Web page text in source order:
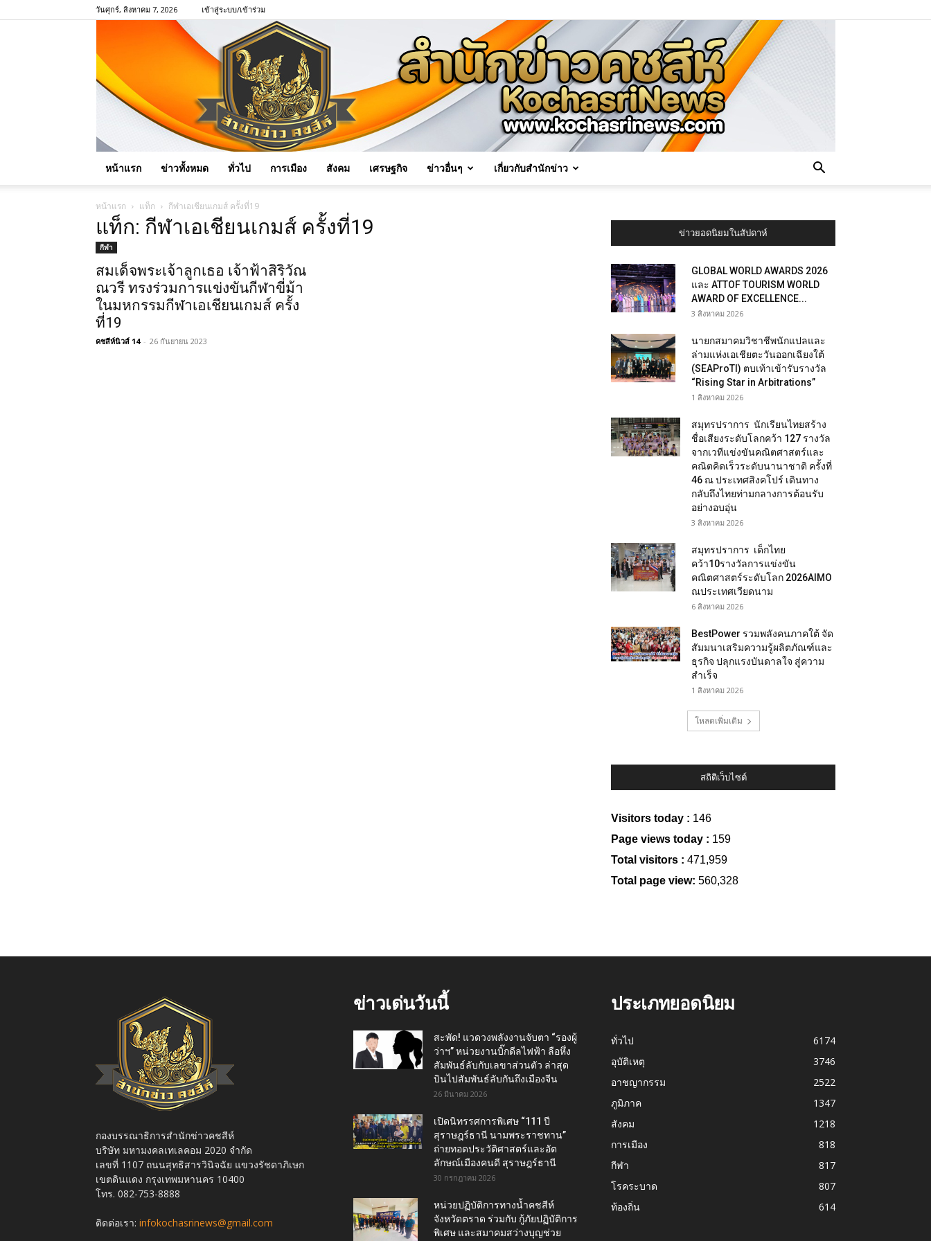
วันศุกร์, สิงหาคม 7, 2026 เข้าสู่ระบบ/เข้าร่วม
หน้าแรก ข่าวทั้งหมด ทั่วไป การเมือง สังคม เศรษฐกิจ ข่าวอื่นๆ เกี่ยวกับสำนักข่าว
หน้าแรก แท็ก กีฬาเอเชียนเกมส์ ครั้งที่19
แท็ก: กีฬาเอเชียนเกมส์ ครั้งที่19
กีฬา
สมเด็จพระเจ้าลูกเธอ เจ้าฟ้าสิริวัณ
ณวรี ทรงร่วมการแข่งขันกีฬาขี่ม้า
ในมหกรรมกีฬาเอเชียนเกมส์ ครั้ง
ที่19
คชสีห์นิวส์ 14 - 26 กันยายน 2023
ข่าวยอดนิยมในสัปดาห์
GLOBAL WORLD AWARDS 2026
และ ATTOF TOURISM WORLD
AWARD OF EXCELLENCE...
3 สิงหาคม 2026
นายกสมาคมวิชาชีพนักแปลและ
ล่ามแห่งเอเชียตะวันออกเฉียงใต้
(SEAProTI) ตบเท้าเข้ารับรางวัล
“Rising Star in Arbitrations”
1 สิงหาคม 2026
สมุทรปราการ นักเรียนไทยสร้าง
ชื่อเสียงระดับโลกคว้า 127 รางวัล
จากเวทีแข่งขันคณิตศาสตร์และ
คณิตคิดเร็วระดับนานาชาติ ครั้งที่
46 ณ ประเทศสิงคโปร์ เดินทาง
กลับถึงไทยท่ามกลางการต้อนรับ
อย่างอบอุ่น
3 สิงหาคม 2026
สมุทรปราการ เด็กไทย
คว้า10รางวัลการแข่งขัน
คณิตศาสตร์ระดับโลก 2026AIMO
ณประเทศเวียดนาม
6 สิงหาคม 2026
BestPower รวมพลังคนภาคใต้ จัด
สัมมนาเสริมความรู้ผลิตภัณฑ์และ
ธุรกิจ ปลุกแรงบันดาลใจ สู่ความ
สำเร็จ
1 สิงหาคม 2026
โหลดเพิ่มเติม
สถิติเว็บไซต์
Visitors today : 146
Page views today : 159
Total visitors : 471,959
Total page view: 560,328
กองบรรณาธิการสำนักข่าวคชสีห์
บริษัท มหามงคลเทเลคอม 2020 จำกัด
เลขที่ 1107 ถนนสุทธิสารวินิจฉัย แขวงรัชดาภิเษก
เขตดินแดง กรุงเทพมหานคร 10400
โทร. 082-753-8888
ติดต่อเรา: infokochasrinews@gmail.com
ข่าวเด่นวันนี้
สะพัด! แวดวงพลังงานจับตา “รองผู้
ว่าฯ” หน่วยงานบิ๊กดีลไฟฟ้า ลือหึ่ง
สัมพันธ์ลับกับเลขาส่วนตัว ล่าสุด
บินไปสัมพันธ์ลับกันถึงเมืองจีน
26 มีนาคม 2026
เปิดนิทรรศการพิเศษ “111 ปี
สุราษฎร์ธานี นามพระราชทาน”
ถ่ายทอดประวัติศาสตร์และอัต
ลักษณ์เมืองคนดี สุราษฎร์ธานี
30 กรกฎาคม 2026
หน่วยปฏิบัติการทางน้ำคชสีห์
จังหวัดตราด ร่วมกับ กู้ภัยปฏิบัติการ
พิเศษ และสมาคมสว่างบุญช่วย
ประเภทยอดนิยม
ทั่วไป
6174
อุบัติเหตุ
3746
อาชญากรรม
2522
ภูมิภาค
1347
สังคม
1218
การเมือง
818
กีฬา
817
โรคระบาด
807
ท้องถิ่น
614